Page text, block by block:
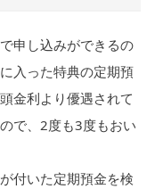
申し込みができるの
入った特典の定期預
金利より優遇されて
で、2度も3度もおい
付いた定期預金を検